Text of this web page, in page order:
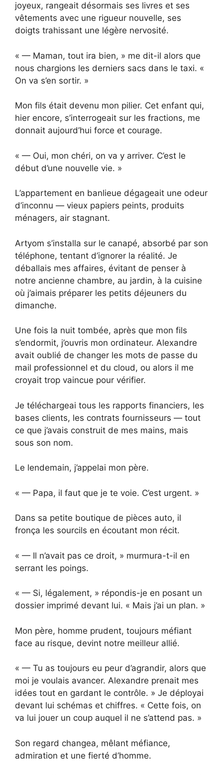
joyeux, rangeait désormais ses livres et ses
vêtements avec une rigueur nouvelle, ses
doigts trahissant une légère nervosité.
« — Maman, tout ira bien, » me dit-il alors que
nous chargions les derniers sacs dans le taxi. «
On va s’en sortir. »
Mon fils était devenu mon pilier. Cet enfant qui,
hier encore, s’interrogeait sur les fractions, me
donnait aujourd’hui force et courage.
« — Oui, mon chéri, on va y arriver. C’est le
début d’une nouvelle vie. »
L’appartement en banlieue dégageait une odeur
d’inconnu — vieux papiers peints, produits
ménagers, air stagnant.
Artyom s’installa sur le canapé, absorbé par son
téléphone, tentant d’ignorer la réalité. Je
déballais mes affaires, évitant de penser à
notre ancienne chambre, au jardin, à la cuisine
où j’aimais préparer les petits déjeuners du
dimanche.
Une fois la nuit tombée, après que mon fils
s’endormit, j’ouvris mon ordinateur. Alexandre
avait oublié de changer les mots de passe du
mail professionnel et du cloud, ou alors il me
croyait trop vaincue pour vérifier.
Je téléchargeai tous les rapports financiers, les
bases clients, les contrats fournisseurs — tout
ce que j’avais construit de mes mains, mais
sous son nom.
Le lendemain, j’appelai mon père.
« — Papa, il faut que je te voie. C’est urgent. »
Dans sa petite boutique de pièces auto, il
fronça les sourcils en écoutant mon récit.
« — Il n’avait pas ce droit, » murmura-t-il en
serrant les poings.
« — Si, légalement, » répondis-je en posant un
dossier imprimé devant lui. « Mais j’ai un plan. »
Mon père, homme prudent, toujours méfiant
face au risque, devint notre meilleur allié.
« — Tu as toujours eu peur d’agrandir, alors que
moi je voulais avancer. Alexandre prenait mes
idées tout en gardant le contrôle. » Je déployai
devant lui schémas et chiffres. « Cette fois, on
va lui jouer un coup auquel il ne s’attend pas. »
Son regard changea, mêlant méfiance,
admiration et une fierté d’homme.